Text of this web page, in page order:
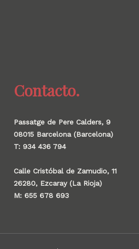
Contacto.
Passatge de Pere Calders, 9
08015 Barcelona (Barcelona)
T: 934 436 794
Calle Cristóbal de Zamudio, 11
26280, Ezcaray (La Rioja)
M: 655 678 693